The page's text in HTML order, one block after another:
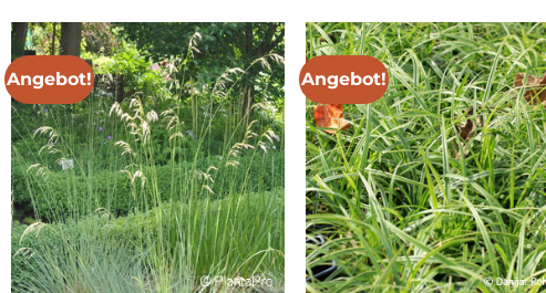
Angebot! Angebot!